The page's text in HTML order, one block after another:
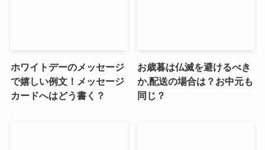
ホワイトデーのメッセージ
で嬉しい例文！メッセージ
カードへはどう書く？
お歳暮は仏滅を避けるべき
か,配送の場合は？お中元も
同じ？